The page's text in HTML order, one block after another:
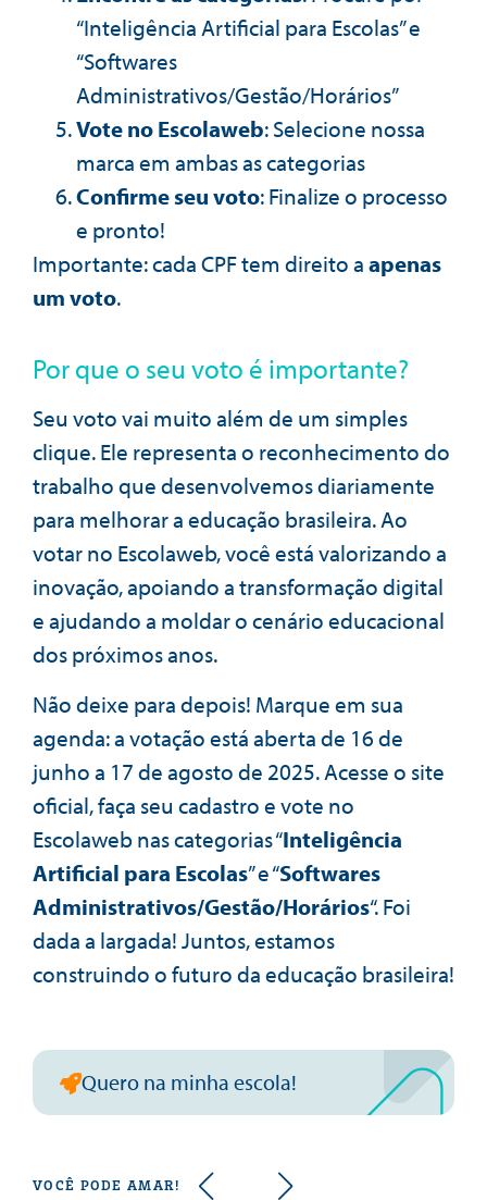
“Inteligência Artificial para Escolas” e
“Softwares
Administrativos/Gestão/Horários”
Vote no Escolaweb: Selecione nossa
marca em ambas as categorias
Confirme seu voto: Finalize o processo
e pronto!
Importante: cada CPF tem direito aapenas
um voto.
Por que o seu voto é importante?
Seu voto vai muito além de um simples
clique. Ele representa o reconhecimento do
trabalho que desenvolvemos diariamente
para melhorar a educação brasileira. Ao
votar no Escolaweb, você está valorizando a
inovação, apoiando a transformação digital
e ajudando a moldar o cenário educacional
dos próximos anos.
Não deixe para depois! Marque em sua
agenda: a votação está aberta de 16 de
junho a 17 de agosto de 2025. Acesse o site
oficial, faça seu cadastro e vote no
Escolaweb nas categorias “Inteligência
Artificial para Escolas” e “Softwares
Administrativos/Gestão/Horários“. Foi
dada a largada! Juntos, estamos
construindo o futuro da educação brasileira!
Quero na minha escola!
VOCÊ PODE AMAR!